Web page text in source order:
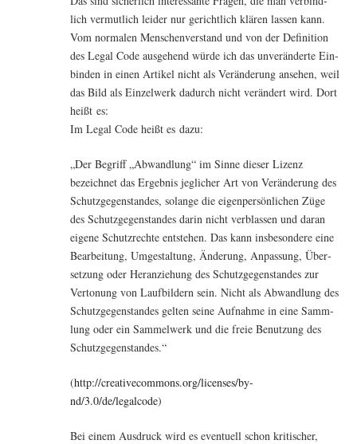
lich ver­mut­lich lei­der nur gericht­lich klä­ren las­sen kann.
Vom nor­ma­len Men­schen­ver­stand und von der Defi­ni­ti­on
des Legal Code aus­ge­hend wür­de ich das unver­än­der­te Ein­
bin­den in einen Arti­kel nicht als Ver­än­de­rung anse­hen, weil
das Bild als Ein­zel­werk dadurch nicht ver­än­dert wird. Dort
heißt es:
Im Legal Code heißt es dazu:
„Der Begriff „Abwand­lung“ im Sin­ne die­ser Lizenz
bezeich­net das Ergeb­nis jeg­li­cher Art von Ver­än­de­rung des
Schutz­ge­gen­stan­des, solan­ge die eigen­per­sön­li­chen Züge
des Schutz­ge­gen­stan­des dar­in nicht ver­blas­sen und dar­an
eige­ne Schutz­rech­te ent­ste­hen. Das kann ins­be­son­de­re eine
Bear­bei­tung, Umge­stal­tung, Ände­rung, Anpas­sung, Über­
set­zung oder Her­an­zie­hung des Schutz­ge­gen­stan­des zur
Ver­to­nung von Lauf­bil­d­ern sein. Nicht als Abwand­lung des
Schutz­ge­gen­stan­des gel­ten sei­ne Auf­nah­me in eine Samm­
lung oder ein Sam­mel­werk und die freie Benut­zung des
Schutzgegenstandes.“
(http://creativecommons.org/licenses/by-
nd/3.0/de/legalcode)
Bei einem Aus­druck wird es even­tu­ell schon kri­ti­scher,